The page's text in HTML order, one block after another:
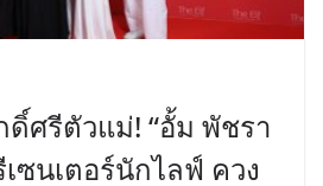
ศรีตัวแม่! “อั้ม พัชรา
ซนเตอร์นักไลฟ์ ควง